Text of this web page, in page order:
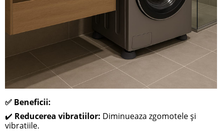
✅ Beneficii:
✔️ Reducerea vibratiilor: Diminueaza zgomotele și
vibratiile.